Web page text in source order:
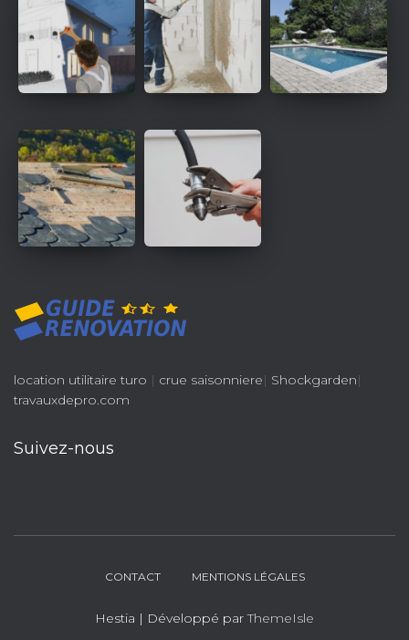
location utilitaire turo | crue saisonniere| Shockgarden|
travauxdepro.com
Suivez-nous
CONTACT MENTIONS LÉGALES
Hestia | Développé parThemeIsle